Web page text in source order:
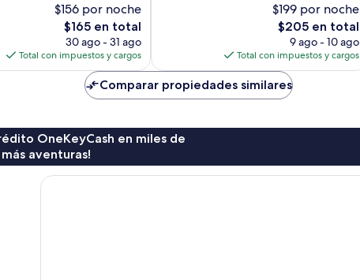
$156 por noche
El
precio
actual
es
$165 en total
30 ago - 31 ago
Total con impuestos y cargos
$199 por noche
El
precio
actual
es
de
$205
$205 en total
9 ago - 10 ago
Total con impuestos y cargos
Comparar propiedades similares
OneKeyCash en miles de
aventuras!